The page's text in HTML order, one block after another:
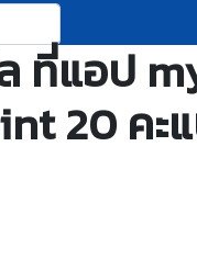
ที่แอป
20 คะ